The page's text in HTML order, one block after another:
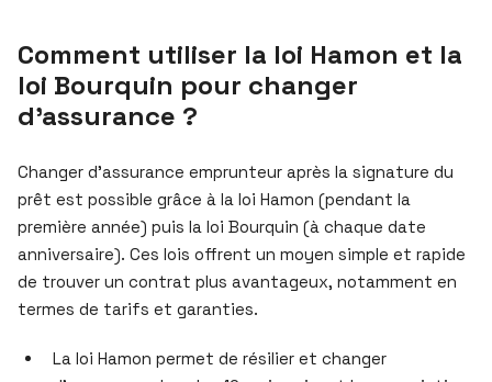
Comment utiliser la loi Hamon et la
loi Bourquin pour changer
d’assurance ?
Changer d’assurance emprunteur après la signature du
prêt est possible grâce à la loi Hamon (pendant la
première année) puis la loi Bourquin (à chaque date
anniversaire). Ces lois offrent un moyen simple et rapide
de trouver un contrat plus avantageux, notamment en
termes de tarifs et garanties.
La loi Hamon permet de résilier et changer